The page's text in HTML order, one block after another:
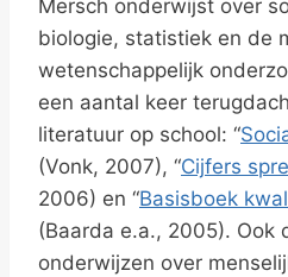
Mersch onderwijst over
biologie, statistiek en de
wetenschappelijk
een aantal keer
literatuur op school: “
(Vonk, 2007), “Cijfers
2006) en “Basisboek
(Baarda e.a., 2005). Ook
onderwijzen over